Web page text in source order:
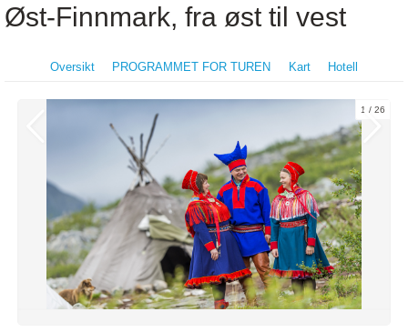
Øst-Finnmark, fra øst til vest
Oversikt PROGRAMMET FOR TUREN Kart Hotell
1 26